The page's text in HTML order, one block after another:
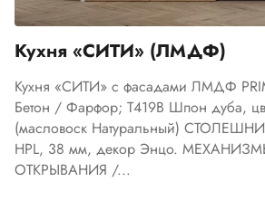
Кухня «СИТИ» (ЛМДФ)
Кухня «СИТИ» с фасадами ЛМДФ
Бетон / Фарфор; Т419В Шпон дуба,
(масловоск Натуральный)
HPL, 38 мм, декор Энцо.
ОТКРЫВАНИЯ /...